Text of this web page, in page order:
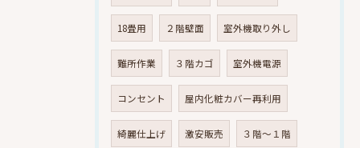
18畳用 ２階壁面 室外機取り外し
難所作業 ３階カゴ 室外機電源
コンセント 屋内化粧カバー再利用
綺麗仕上げ 激安販売 ３階～１階